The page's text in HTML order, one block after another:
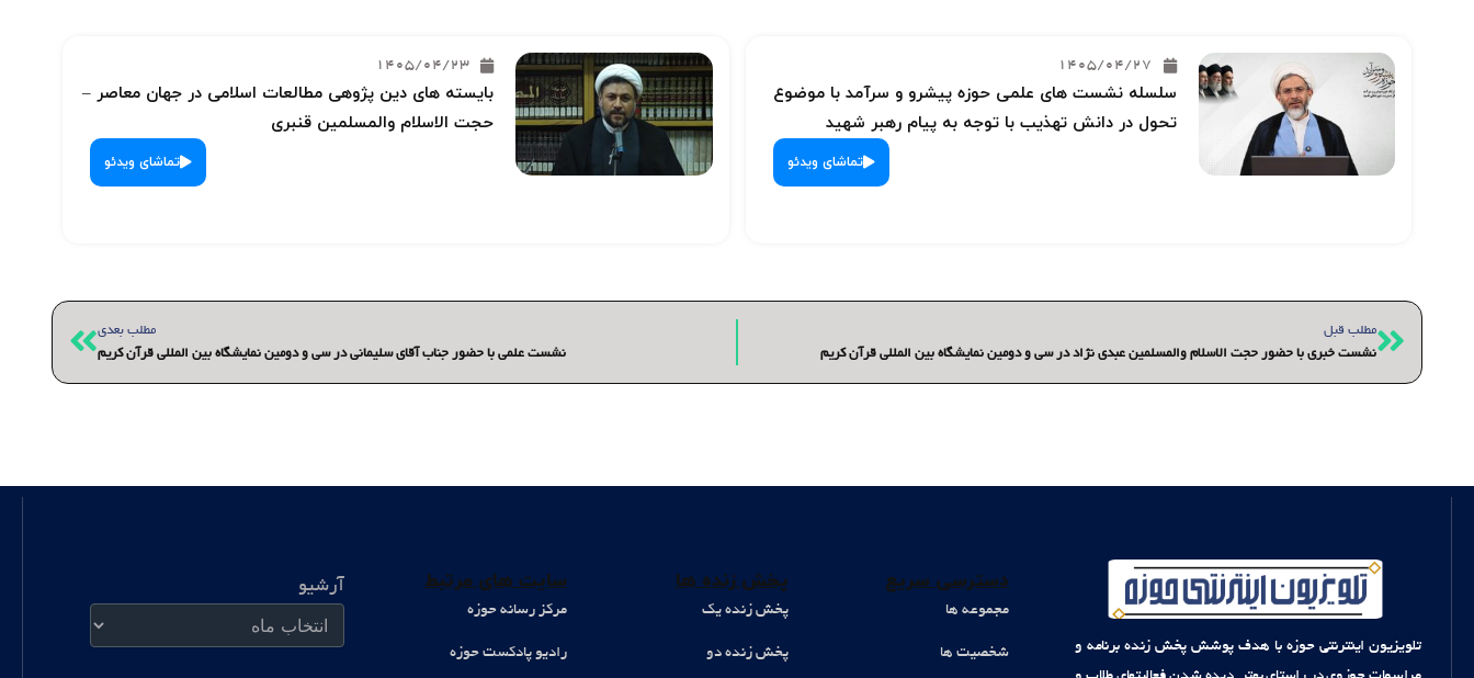
1405/04/27
سلسله نشست های علمی حوزه پیشرو و سرآمد با موضوع
تحول در دانش تهذیب با توجه به پیام رهبر شهید
تماشای ویدئو
1405/04/23
بایسته های دین پژوهی مطالعات اسلامی در جهان معاصر –
حجت الاسلام والمسلمین قنبری
تماشای ویدئو
قبلیمطلب قبل
نشست خبری با حضور حجت الاسلام والمسلمین عبدی نژاد در سی و دومین نمایشگاه بین المللی قرآن کریم
مطلب بعدی
نشست علمی با حضور جناب آقای سلیمانی در سی و دومین نمایشگاه بین المللی قرآن کریم
بعدی
تلویزیون اینترنتی حوزه با هدف پوشش پخش زنده برنامه و
دسترسی سریع
مجموعه ها
شخصیت ها
پخش زنده ها
پخش زنده یک
پخش زنده دو
سایت های مرتبط
مرکز رسانه حوزه
رادیو پادکست حوزه
آرشیو
آرشیو